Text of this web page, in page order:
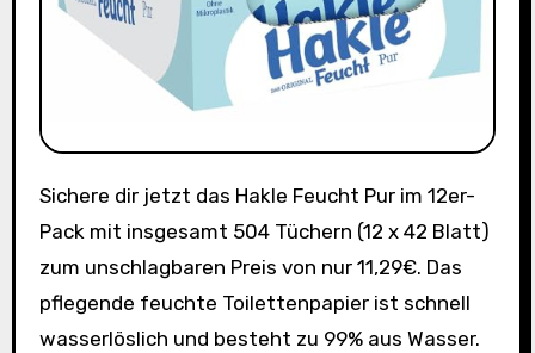
Sichere dir jetzt das Hakle Feucht Pur im 12er-
Pack mit insgesamt 504 Tüchern (12 x 42 Blatt)
zum unschlagbaren Preis von nur 11,29€. Das
pflegende feuchte Toilettenpapier ist schnell
wasserlöslich und besteht zu 99% aus Wasser.